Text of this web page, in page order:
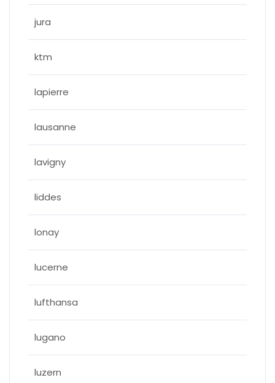
jura
ktm
lapierre
lausanne
lavigny
liddes
lonay
lucerne
lufthansa
lugano
luzern